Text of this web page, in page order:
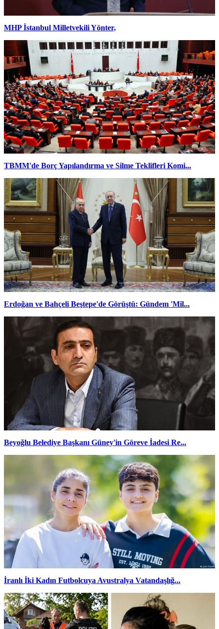
MHP İstanbul Milletvekili Yönter,
TBMM'de Borç Yapılandırma ve Silme Teklifleri Komi...
Erdoğan ve Bahçeli Beştepe'de Görüştü: Gündem 'Mil...
Beyoğlu Belediye Başkanı Güney'in Göreve İadesi Re...
İranlı İki Kadın Futbolcuya Avustralya Vatandaşlığ...